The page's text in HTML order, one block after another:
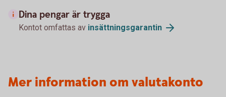
Dina pengar är trygga
Kontot omfattas av insättningsgarantin
Mer information om valutakonto